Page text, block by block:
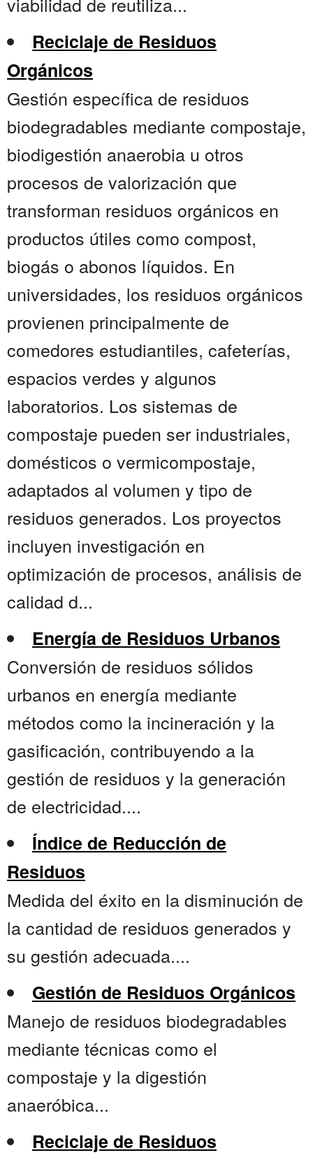
Reciclaje de Residuos
Orgánicos
Gestión específica de residuos
biodegradables mediante compostaje,
biodigestión anaerobia u otros
procesos de valorización que
transforman residuos orgánicos en
productos útiles como compost,
biogás o abonos líquidos. En
universidades, los residuos orgánicos
provienen principalmente de
comedores estudiantiles, cafeterías,
espacios verdes y algunos
laboratorios. Los sistemas de
compostaje pueden ser industriales,
domésticos o vermicompostaje,
adaptados al volumen y tipo de
residuos generados. Los proyectos
incluyen investigación en
optimización de procesos, análisis de
calidad d...
Energía de Residuos Urbanos
Conversión de residuos sólidos
urbanos en energía mediante
métodos como la incineración y la
gasificación, contribuyendo a la
gestión de residuos y la generación
de electricidad....
Índice de Reducción de
Residuos
Medida del éxito en la disminución de
la cantidad de residuos generados y
su gestión adecuada....
Gestión de Residuos Orgánicos
Manejo de residuos biodegradables
mediante técnicas como el
compostaje y la digestión
anaeróbica...
Reciclaje de Residuos